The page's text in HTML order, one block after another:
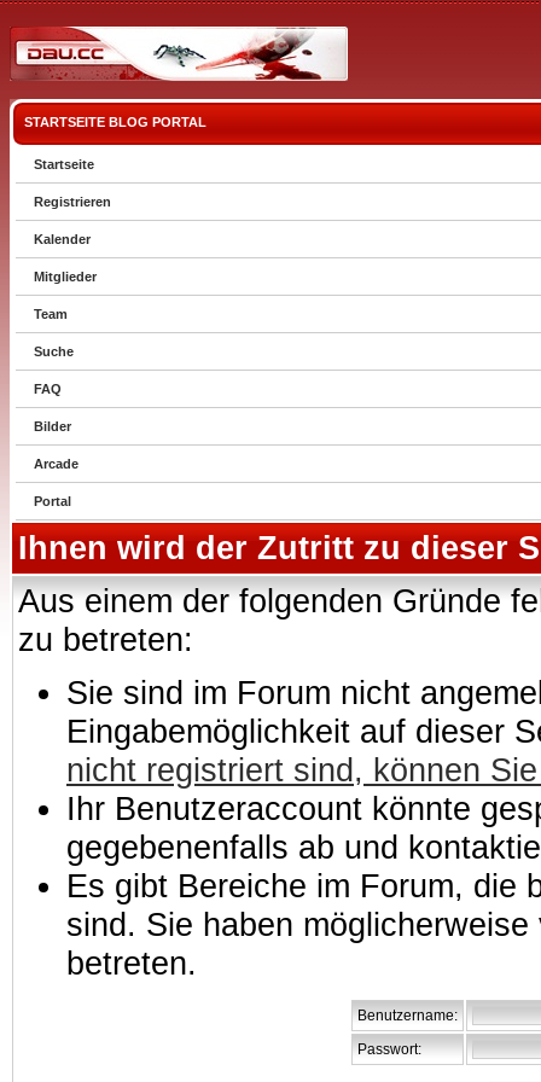
STARTSEITE BLOG PORTAL
Startseite
Registrieren
Kalender
Mitglieder
Team
Suche
FAQ
Bilder
Arcade
Portal
Ihnen wird der Zutritt zu dieser
Aus einem der folgenden Gründe
zu betreten:
Sie sind im Forum nicht
Eingabemöglichkeit auf dieser
nicht registriert sind, können
Ihr Benutzeraccount könnte
gegebenenfalls ab und
Es gibt Bereiche im Forum, die
sind. Sie haben
betreten.
Benutzername:
Passwort: